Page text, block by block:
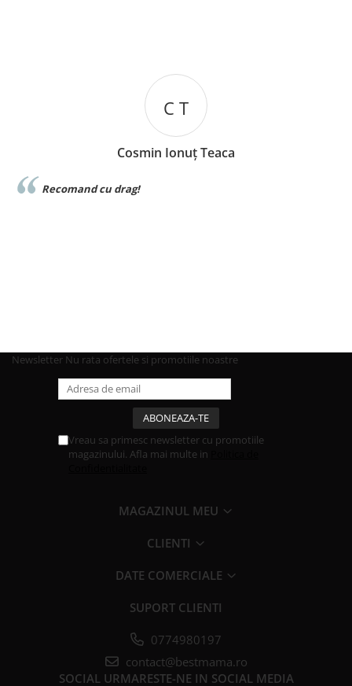
C T
Cosmin Ionuț Teaca
Recomand cu drag!
Newsletter Nu rata ofertele si promotiile noastre
Vreau sa primesc newsletter cu promotiile
magazinului. Afla mai multe in
MAGAZINUL MEU
CLIENTI
DATE COMERCIALE
SUPORT CLIENTI
0774980197
contact@bestmama.ro
SOCIAL URMARESTE-NE IN SOCIAL MEDIA